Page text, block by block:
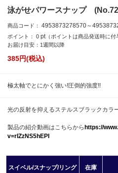
泳がせパワースナップ
商品コード： 4953873278570～
ポイント： 0 pt （ポイントは商品発送時に付
お届け目安：1週間以降
385円(税込)
極太軸でとにかく強い!圧倒的強度!!
光の反射を抑えるステルスブラックカラー
製品の紹介動画はこちらから https://
v=rIZzNS5hEPI
スイベル/スナップ/リング 在庫